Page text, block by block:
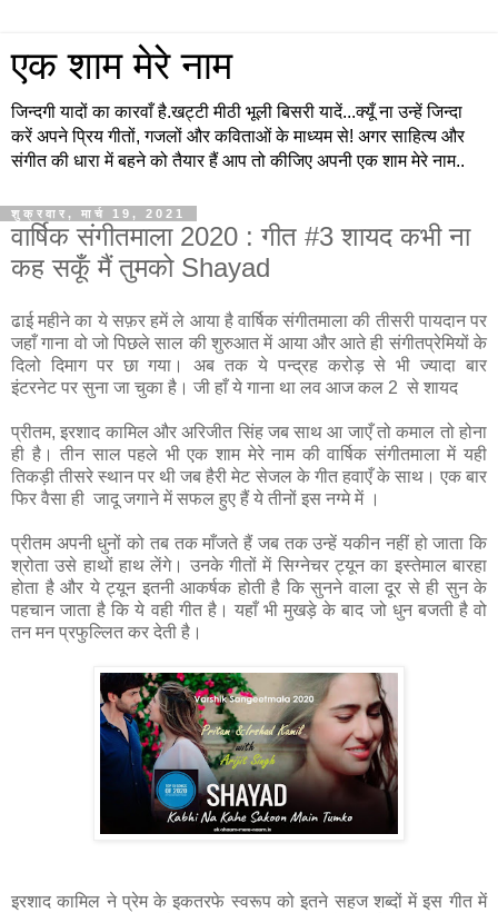
एक शाम मेरे नाम
जिन्दगी यादों का कारवाँ है.खट्टी मीठी भूली बिसरी यादें...क्यूँ ना उन्हें जिन्दा
करें अपने प्रिय गीतों, गजलों और कविताओं के माध्यम से! अगर साहित्य और
संगीत की धारा में बहने को तैयार हैं आप तो कीजिए अपनी एक शाम मेरे नाम..
शुक्रवार, मार्च 19, 2021
वार्षिक संगीतमाला 2020 : गीत #3 शायद कभी ना
कह सकूँ मैं तुमको Shayad
ढाई महीने का ये सफ़र हमें ले आया है वार्षिक संगीतमाला की तीसरी पायदान पर
जहाँ गाना वो जो पिछले साल की शुरुआत में आया और आते ही संगीतप्रेमियों के
दिलो दिमाग पर छा गया। अब तक ये पन्द्रह करोड़ से भी ज्यादा बार
इंटरनेट पर सुना जा चुका है। जी हाँ ये गाना था लव आज कल 2 से शायद
प्रीतम, इरशाद कामिल और अरिजीत सिंह जब साथ आ जाएँ तो कमाल तो होना
ही है। तीन साल पहले भी एक शाम मेरे नाम की वार्षिक संगीतमाला में यही
तिकड़ी तीसरे स्थान पर थी जब हैरी मेट सेजल के गीत हवाएँ के साथ। एक बार
फिर वैसा ही जादू जगाने में सफल हुए हैं ये तीनों इस नग्मे में ।
प्रीतम अपनी धुनों को तब तक माँजते हैं जब तक उन्हें यकीन नहीं हो जाता कि
श्रोता उसे हाथों हाथ लेंगे। उनके गीतों में सिग्नेचर ट्यून का इस्तेमाल बारहा
होता है और ये ट्यून इतनी आकर्षक होती है कि सुनने वाला दूर से ही सुन के
पहचान जाता है कि ये वही गीत है। यहाँ भी मुखड़े के बाद जो धुन बजती है वो
तन मन प्रफुल्लित कर देती है।
इरशाद कामिल ने प्रेम के इकतरफे स्वरूप को इतने सहज शब्दों में इस गीत में